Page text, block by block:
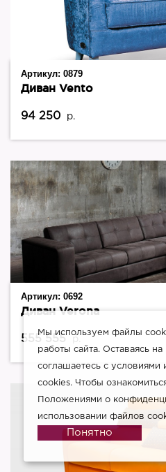
Артикул: 0879
Диван Vento
94 250 р.
Артикул: 0692
Диван Verona
555 555 р.
Мы используем файлы
работы сайта. Оставаясь
соглашаетесь с условиями
cookies. Чтобы
Положениями о
использовании файлов
Понятно